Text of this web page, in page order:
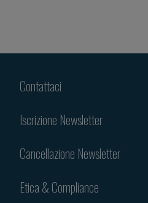
Contattaci
Iscrizione Newsletter
Cancellazione Newsletter
Etica & Compliance